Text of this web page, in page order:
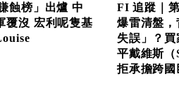
蝕榜」出爐 中
覆沒 宏利呢隻基
FI 追蹤｜
爆雷清盤
失誤」？
平戴維斯（
拒承擔跨國